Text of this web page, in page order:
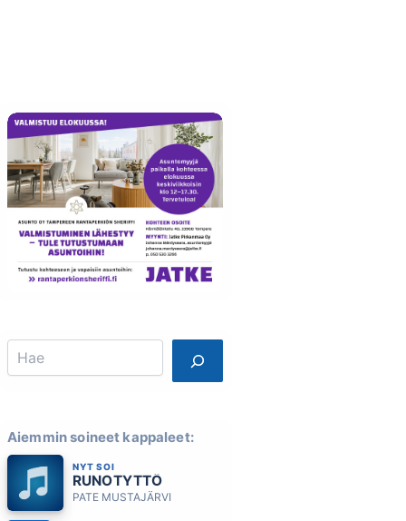
Search
Aiemmin soineet kappaleet:
NYT SOI
RUNOTYTTÖ
PATE MUSTAJÄRVI